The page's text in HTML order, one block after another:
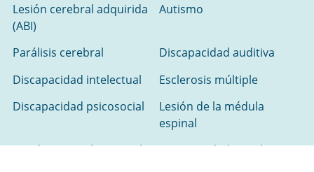
Lesión cerebral adquirida
(ABI)
Autismo
Parálisis cerebral
Discapacidad auditiva
Discapacidad intelectual
Esclerosis múltiple
Discapacidad psicosocial
Lesión de la médula
espinal
Accidente cerebrovascular Discapacidad visual